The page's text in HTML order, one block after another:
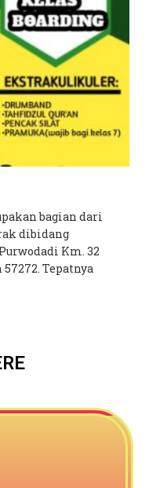
bagian dari
dibidang
Km. 32
Tepatnya